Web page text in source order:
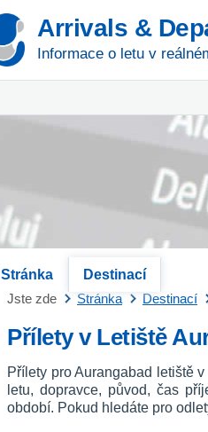
Arrivals &
Informace o letu v
Stránka
Destinací
Jste zde
Stránka Destinací
Přílety v Letiště
Přílety pro Aurangabad letiště
letu, dopravce, původ, čas
období. Pokud hledáte pro